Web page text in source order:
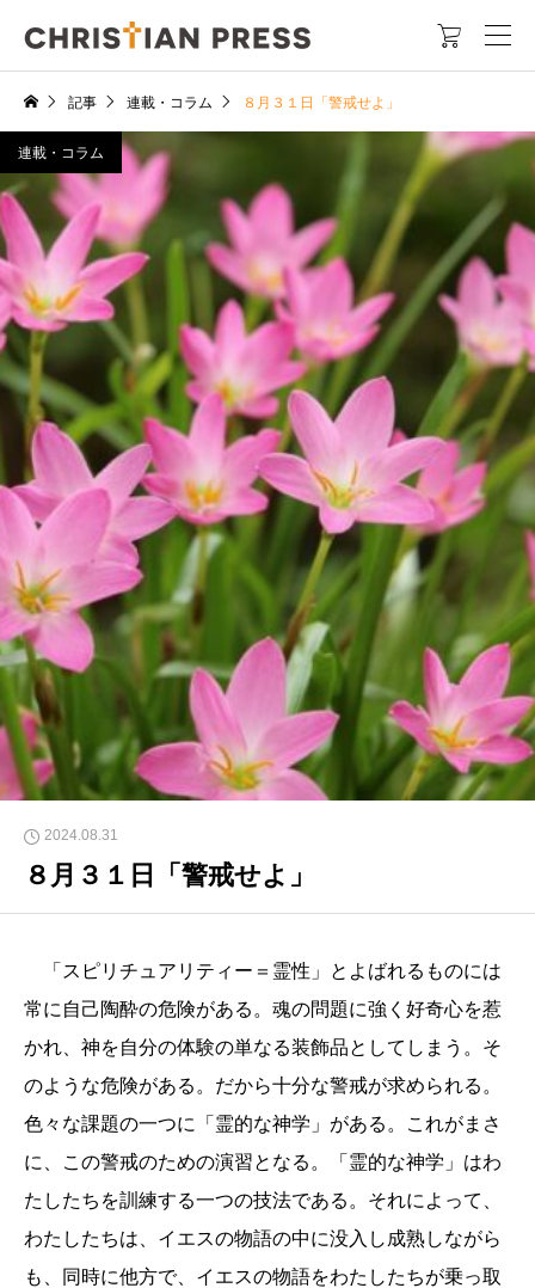

記事 連載・コラム ８月３１日「警戒せよ」
連載・コラム
2024.08.31
８月３１日「警戒せよ」
「スピリチュアリティー＝霊性」とよばれるものには
常に自己陶酔の危険がある。魂の問題に強く好奇心を惹
かれ、神を自分の体験の単なる装飾品としてしまう。そ
のような危険がある。だから十分な警戒が求められる。
色々な課題の一つに「霊的な神学」がある。これがまさ
に、この警戒のための演習となる。「霊的な神学」はわ
たしたちを訓練する一つの技法である。それによって、
わたしたちは、イエスの物語の中に没入し成熟しながら
も、同時に他方で、イエスの物語をわたしたちが乗っ取